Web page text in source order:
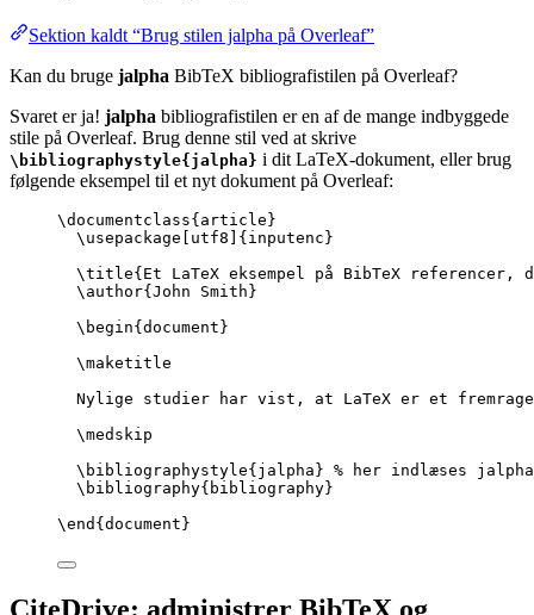
Sektion kaldt “Brug stilen jalpha på Overleaf”
Kan du bruge jalpha BibTeX bibliografistilen på Overleaf?
Svaret er ja! jalpha bibliografistilen er en af de mange indbyggede
stile på Overleaf. Brug denne stil ved at skrive
\bibliographystyle{jalpha} i dit LaTeX-dokument, eller brug
følgende eksempel til et nyt dokument på Overleaf:
\documentclass{ article }
\usepackage
utf8 ]{ inputenc }
\title{Et LaTeX eksempel på BibTeX
\author{John Smith}
\begin{ document }
\maketitle
Nylige studier har vist, at LaTeX er et
\medskip
\bibliographystyle{jalpha} % her indlæses
\bibliography{bibliography}
\end { document }